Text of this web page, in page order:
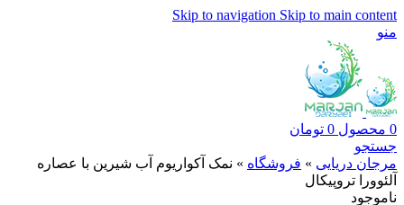
Skip to navigation Skip to main content
منو
0 محصول 0 تومان
جستجو
مرجان دریایی » فروشگاه » نمک آکواریوم آب شیرین با عصاره
آلئوورا تروپیکال
ناموجود